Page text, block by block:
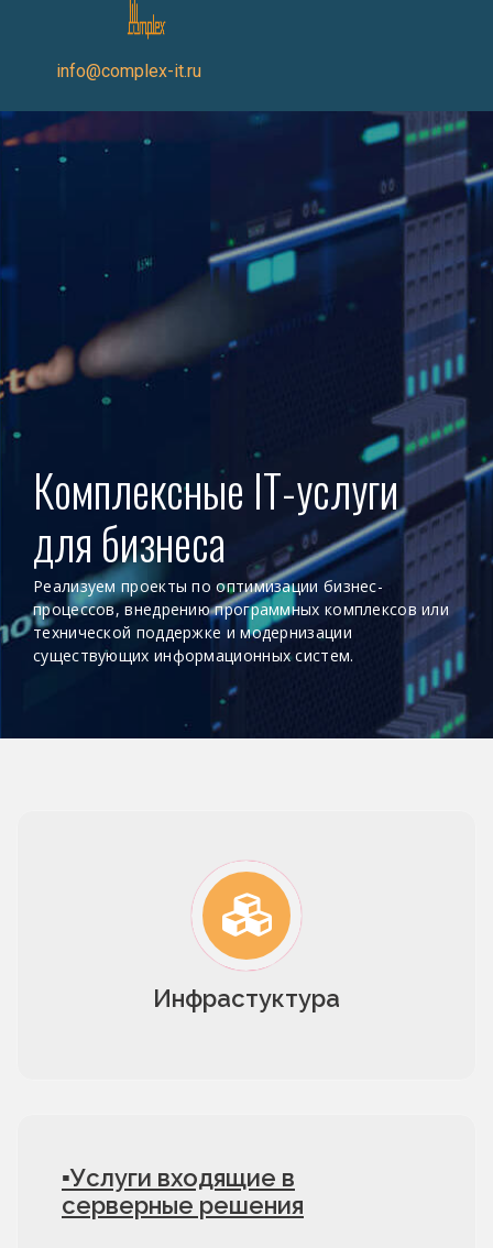
info@complex-it.ru
Комплексные IT-услуги
для бизнеса
Реализуем проекты по оптимизации бизнес-
процессов, внедрению программных комплексов или
технической поддержке и модернизации
существующих информационных систем.
сохраняем ваши данные
Надежно защищаем данные от внезапных отказов
Инфрастуктура
▪Услуги входящие в
серверные решения